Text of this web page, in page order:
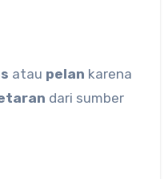
atau pelan karena
dari sumber